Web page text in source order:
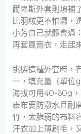
爾卑斯外套則填補
比羽絨更不怕濕，
小芳自己就體會過
再套風雨衣，走起
挑選這種外套時，
一，填充量（單位
海拔可用40-60g
表布要防潑水且耐
竹，太脆弱的布料
汗衣加上薄刷毛，